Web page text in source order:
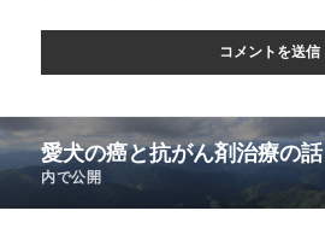
愛犬の癌と抗がん剤治療の話
内で公開